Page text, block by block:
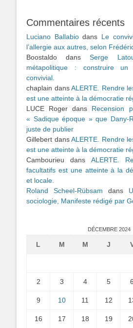
Commentaires récents
Luciano Ballabiodans Le
l’allergie aux autres, selon
Boostaldo dansSerge
métapolitique : construire un
convivial.
chaplain dansALERTE. Rendre
est une atteinte à la démocratie
LUCE Roger dans Recension
« Sadique époque » que Dany-
juste de publier
Gillebert dansALERTE. Rendre
est une atteinte à la démocratie
Cambourieu dans ALERTE.
facultatifs est une atteinte à la
et locale.
Roland Scheel-Rübsam dans
sociologie, Manifeste rédigé par
DÉCEMBRE 2024
L M M J
2 3 4 5 6
9 10 11 12
16 17 18 19